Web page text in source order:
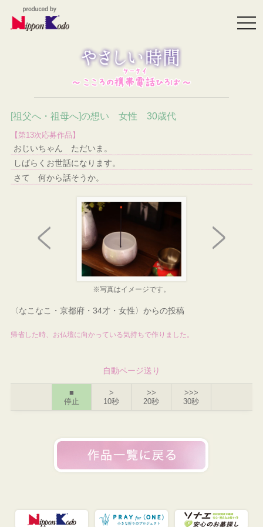
[祖父へ・祖母へ]の想い 女性 30歳代
【第13次応募作品】
おじいちゃん ただいま。
しばらくお世話になります。
さて 何から話そうか。
※写真はイメージです。
〈なこなこ・京都府・34才・女性〉からの投稿
帰省した時、お仏壇に向かっている気持ちで作りました。
自動ページ送り
■
停止
>
10秒
>>
20秒
>>>
30秒